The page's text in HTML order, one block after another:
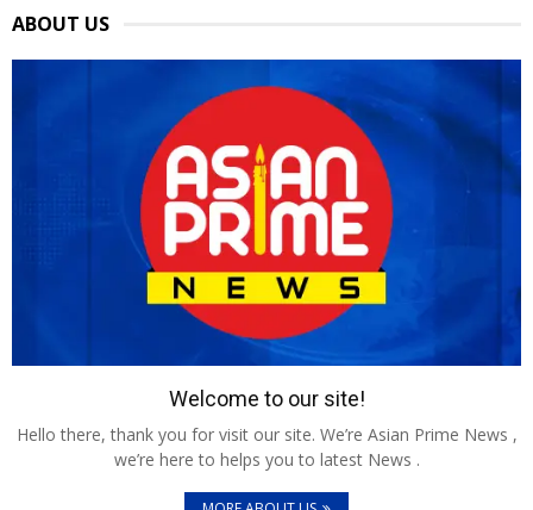
ABOUT US
Welcome to our site!
Hello there, thank you for visit our site. We’re Asian Prime News ,
we’re here to helps you to latest News .